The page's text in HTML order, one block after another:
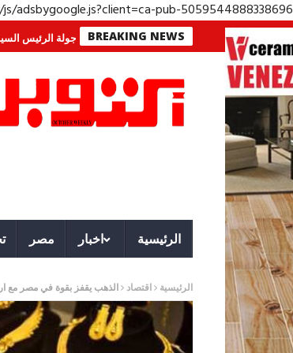
adsbygoogle.js?client=ca-pub-5059544888338696
BREAKING NEWSمعركة لا تُرى.. وحراس لا ينامون جولة الرئيس السيسي
الرئيسية اخبار مصر
الرئيسية اقتصاد الذهب يقفز بقوة في مصر مع